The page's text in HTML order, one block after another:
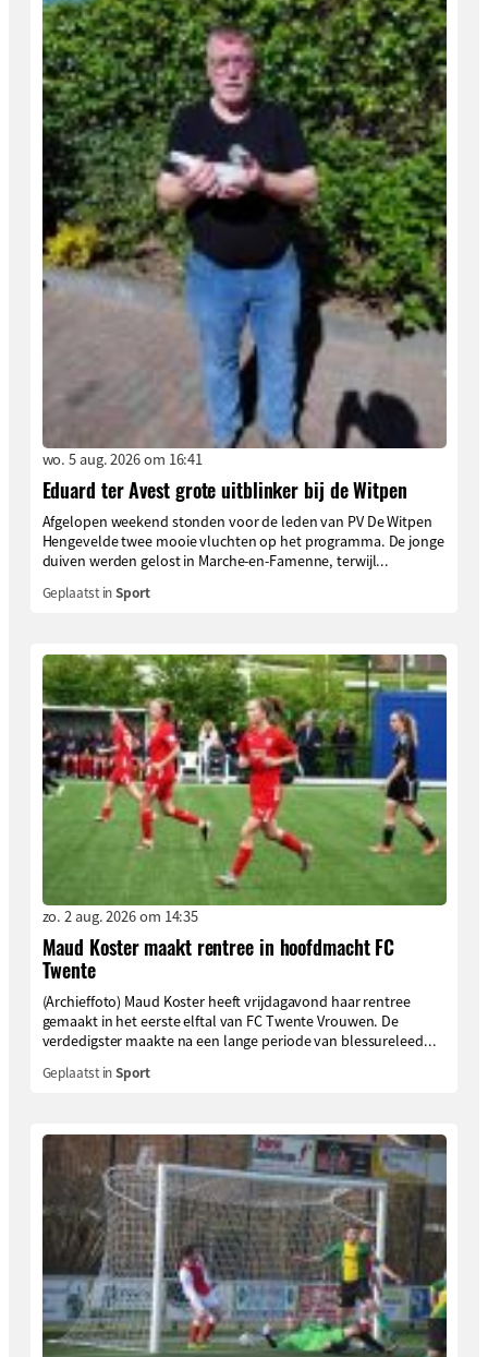
wo. 5 aug. 2026 om 16:41
Eduard ter Avest grote uitblinker bij de Witpen
Afgelopen weekend stonden voor de leden van PV De Witpen
Hengevelde twee mooie vluchten op het programma. De jonge
duiven werden gelost in Marche-en-Famenne, terwijl...
Geplaatst inSport
zo. 2 aug. 2026 om 14:35
Maud Koster maakt rentree in hoofdmacht FC
Twente
(Archieffoto) Maud Koster heeft vrijdagavond haar rentree
gemaakt in het eerste elftal van FC Twente Vrouwen. De
verdedigster maakte na een lange periode van blessureleed...
Geplaatst inSport